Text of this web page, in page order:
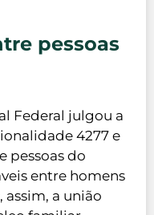
pessoas
Federal julgou a
4277 e
pessoas do
entre homens
a união